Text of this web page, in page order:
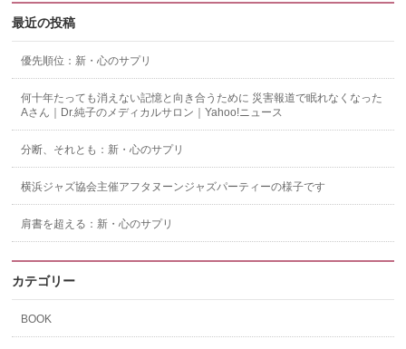
最近の投稿
優先順位：新・心のサプリ
何十年たっても消えない記憶と向き合うために 災害報道で眠れなくなった
Aさん｜Dr.純子のメディカルサロン｜Yahoo!ニュース
分断、それとも：新・心のサプリ
横浜ジャズ協会主催アフタヌーンジャズパーティーの様子です
肩書を超える：新・心のサプリ
カテゴリー
BOOK